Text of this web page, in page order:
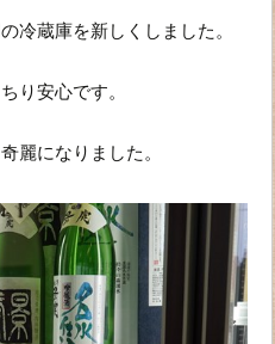
冷蔵庫を新しくしました。
り安心です。
麗になりました。